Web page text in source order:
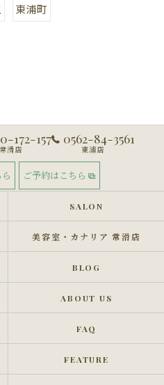
東浦町
172-157
常滑店
0562-84-3561
東浦店
ご予約はこちら
SALON
美容室・カナリア 常滑店
BLOG
ABOUT US
FAQ
FEATURE